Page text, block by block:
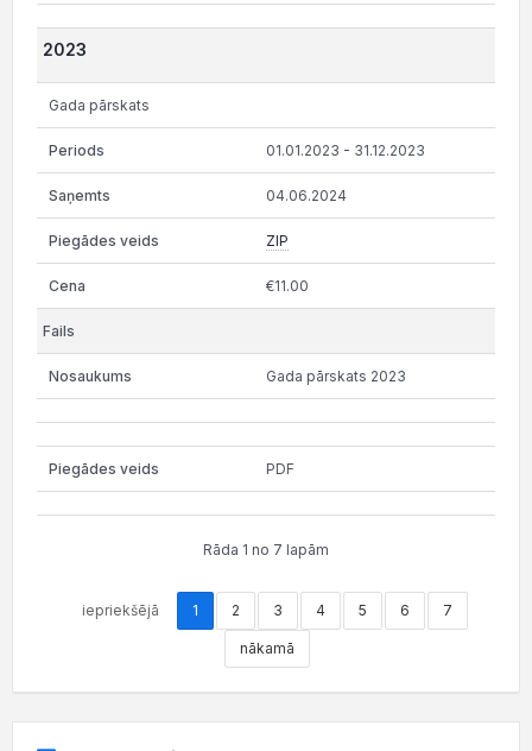
2023
Gada pārskats
01.01.2023 - 31.12.2023
04.06.2024
ZIP
€11.00
Gada pārskats 2023
PDF
Rāda 1 no 7 lapām
iepriekšējā 1 2 3 4 5 6 7
nākamā